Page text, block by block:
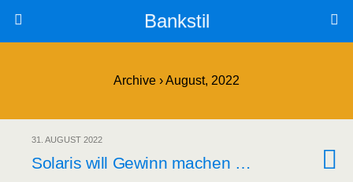
Bankstil
Archive › August, 2022
31. AUGUST 2022
Sola­ris will Gewinn machen …